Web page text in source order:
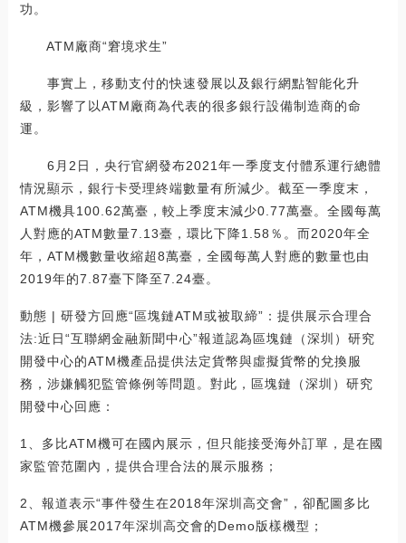
功。
ATM廠商“窘境求生”
事實上，移動支付的快速發展以及銀行網點智能化升
級，影響了以ATM廠商為代表的很多銀行設備制造商的命
運。
6月2日，央行官網發布2021年一季度支付體系運行總體
情況顯示，銀行卡受理終端數量有所減少。截至一季度末，
ATM機具100.62萬臺，較上季度末減少0.77萬臺。全國每萬
人對應的ATM數量7.13臺，環比下降1.58％。而2020年全
年，ATM機數量收縮超8萬臺，全國每萬人對應的數量也由
2019年的7.87臺下降至7.24臺。
動態 | 研發方回應“區塊鏈ATM或被取締”：提供展示合理合
法:近日“互聯網金融新聞中心”報道認為區塊鏈（深圳）研究
開發中心的ATM機產品提供法定貨幣與虛擬貨幣的兌換服
務，涉嫌觸犯監管條例等問題。對此，區塊鏈（深圳）研究
開發中心回應：
1、多比ATM機可在國內展示，但只能接受海外訂單，是在國
家監管范圍內，提供合理合法的展示服務；
2、報道表示“事件發生在2018年深圳高交會”，卻配圖多比
ATM機參展2017年深圳高交會的Demo版樣機型；